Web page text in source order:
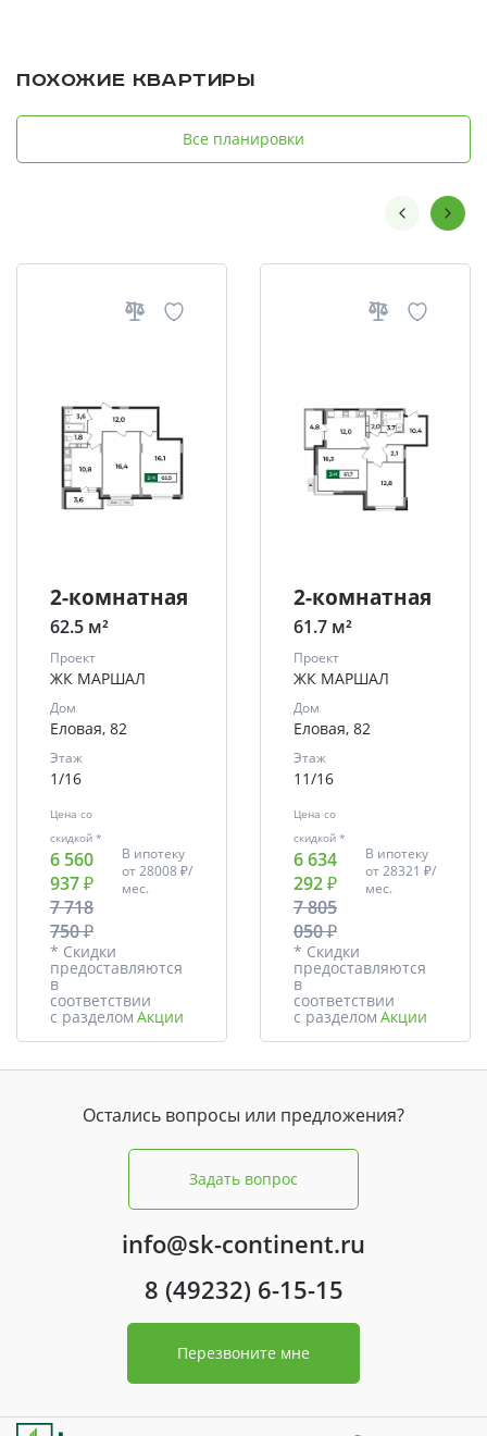
Похожие квартиры
Все планировки
2-комнатная
62.5 м²
Проект
ЖК МАРШАЛ
Дом
Еловая, 82
Этаж
1/16
Цена со
скидкой *
6 560
937 ₽
7 718
750 ₽
В ипотеку
от28008 ₽/
мес.
* Скидки
предоставляются
в
соответствии
с разделом Акции
2-комнатная
61.7 м²
Проект
ЖК МАРШАЛ
Дом
Еловая, 82
Этаж
11/16
Цена со
скидкой *
6 634
292 ₽
7 805
050 ₽
В ипотеку
от28321 ₽/
мес.
* Скидки
предоставляются
в
соответствии
с разделом Акции
Остались вопросы или предложения?
Задать вопрос
info@sk-continent.ru
8 (49232) 6-15-15
Перезвоните мне